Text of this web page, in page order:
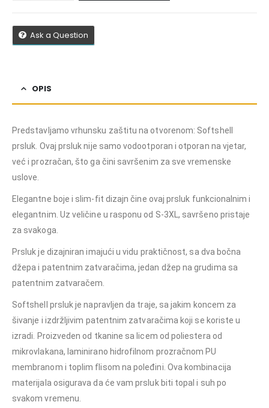
Ask a Question
OPIS
Predstavljamo vrhunsku zaštitu na otvorenom: Softshell
prsluk. Ovaj prsluk nije samo vodootporan i otporan na vjetar,
već i prozračan, što ga čini savršenim za sve vremenske
uslove.
Elegantne boje i slim-fit dizajn čine ovaj prsluk funkcionalnim i
elegantnim. Uz veličine u rasponu od S-3XL, savršeno pristaje
za svakoga.
Prsluk je dizajniran imajući u vidu praktičnost, sa dva bočna
džepa i patentnim zatvaračima, jedan džep na grudima sa
patentnim zatvaračem.
Softshell prsluk je napravljen da traje, sa jakim koncem za
šivanje i izdržljivim patentnim zatvaračima koji se koriste u
izradi. Proizveden od tkanine sa licem od poliestera od
mikrovlakana, laminirano hidrofilnom prozračnom PU
membranom i toplim flisom na poleđini. Ova kombinacija
materijala osigurava da će vam prsluk biti topal i suh po
svakom vremenu.